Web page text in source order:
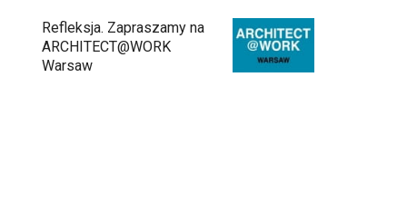
Refleksja. Zapraszamy na
ARCHITECT@WORK
Warsaw